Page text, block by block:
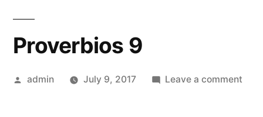
Proverbios 9
Posted
admin July 9, 2017 Leave a comment